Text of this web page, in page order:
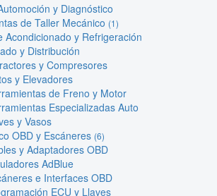
y Diagnóstico
de Taller Mecánico (1)
Acondicionado y Refrigeración
y Distribución
y Compresores
y Elevadores
de Freno y Motor
Especializadas Auto
y Vasos
OBD y Escáneres (6)
y Adaptadores OBD
AdBlue
e Interfaces OBD
ECU y Llaves